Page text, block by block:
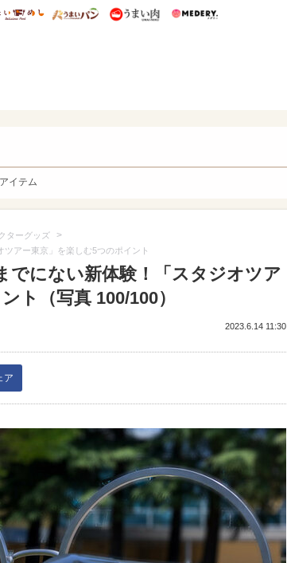
ディズニー特集
うまいめし うまいパン うまい肉
イテム
ターグッズ >
ツアー東京」を楽しむ5つのポイント
でにない新体験！「スタジオツア
ト（写真 100/100）
2023.6.14 11:30
ア